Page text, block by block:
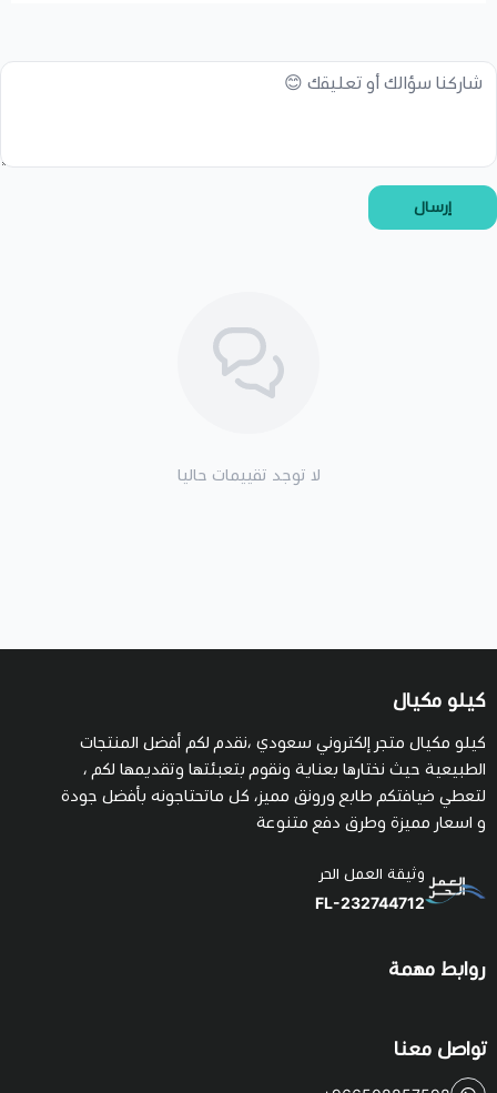
إرسال
لا توجد تقييمات حاليا
كيلو مكيال
كيلو مكيال متجر إلكتروني سعودي ،نقدم لكم أفضل المنتجات
الطبيعية حيث نختارها بعناية ونقوم بتعبئتها وتقديمها لكم ،
لتعطي ضيافتكم طابع ورونق مميز، كل ماتحتاجونه بأفضل جودة
و اسعار مميزة وطرق دفع متنوعة
وثيقة العمل الحر
FL-232744712
روابط مهمة
تواصل معنا